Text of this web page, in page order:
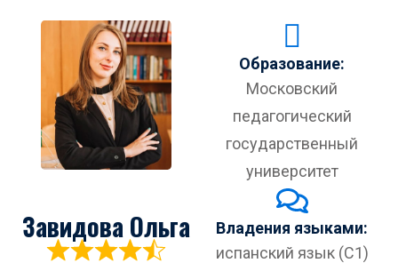
Завидова Ольга
Образование:
Московский
педагогический
государственный
университет
Владения языками:
испанский язык (C1)